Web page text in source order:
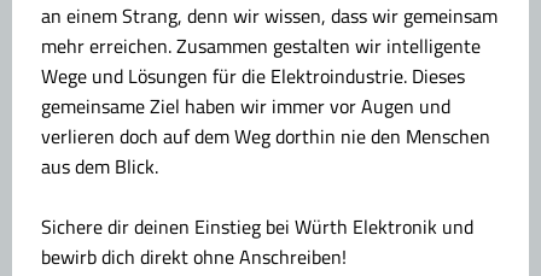
an einem Strang, denn wir wissen, dass wir gemeinsam
mehr erreichen. Zusammen gestalten wir intelligente
Wege und Lösungen für die Elektroindustrie. Dieses
gemeinsame Ziel haben wir immer vor Augen und
verlieren doch auf dem Weg dorthin nie den Menschen
aus dem Blick.
Sichere dir deinen Einstieg bei Würth Elektronik und
bewirb dich direkt ohne Anschreiben!